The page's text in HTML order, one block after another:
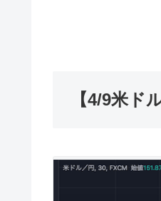
【4/9米ド